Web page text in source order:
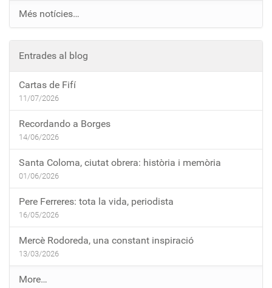
Més notícies…
Entrades al blog
Cartas de Fifí
11/07/2026
Recordando a Borges
14/06/2026
Santa Coloma, ciutat obrera: història i memòria
01/06/2026
Pere Ferreres: tota la vida, periodista
16/05/2026
Mercè Rodoreda, una constant inspiració
13/03/2026
E
More…